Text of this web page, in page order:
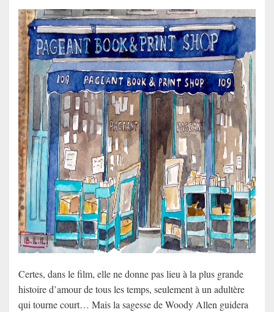
Certes, dans le film, elle ne donne pas lieu à la plus grande
histoire d’amour de tous les temps, seulement à un adultère
qui tourne court… Mais la sagesse de Woody Allen guidera